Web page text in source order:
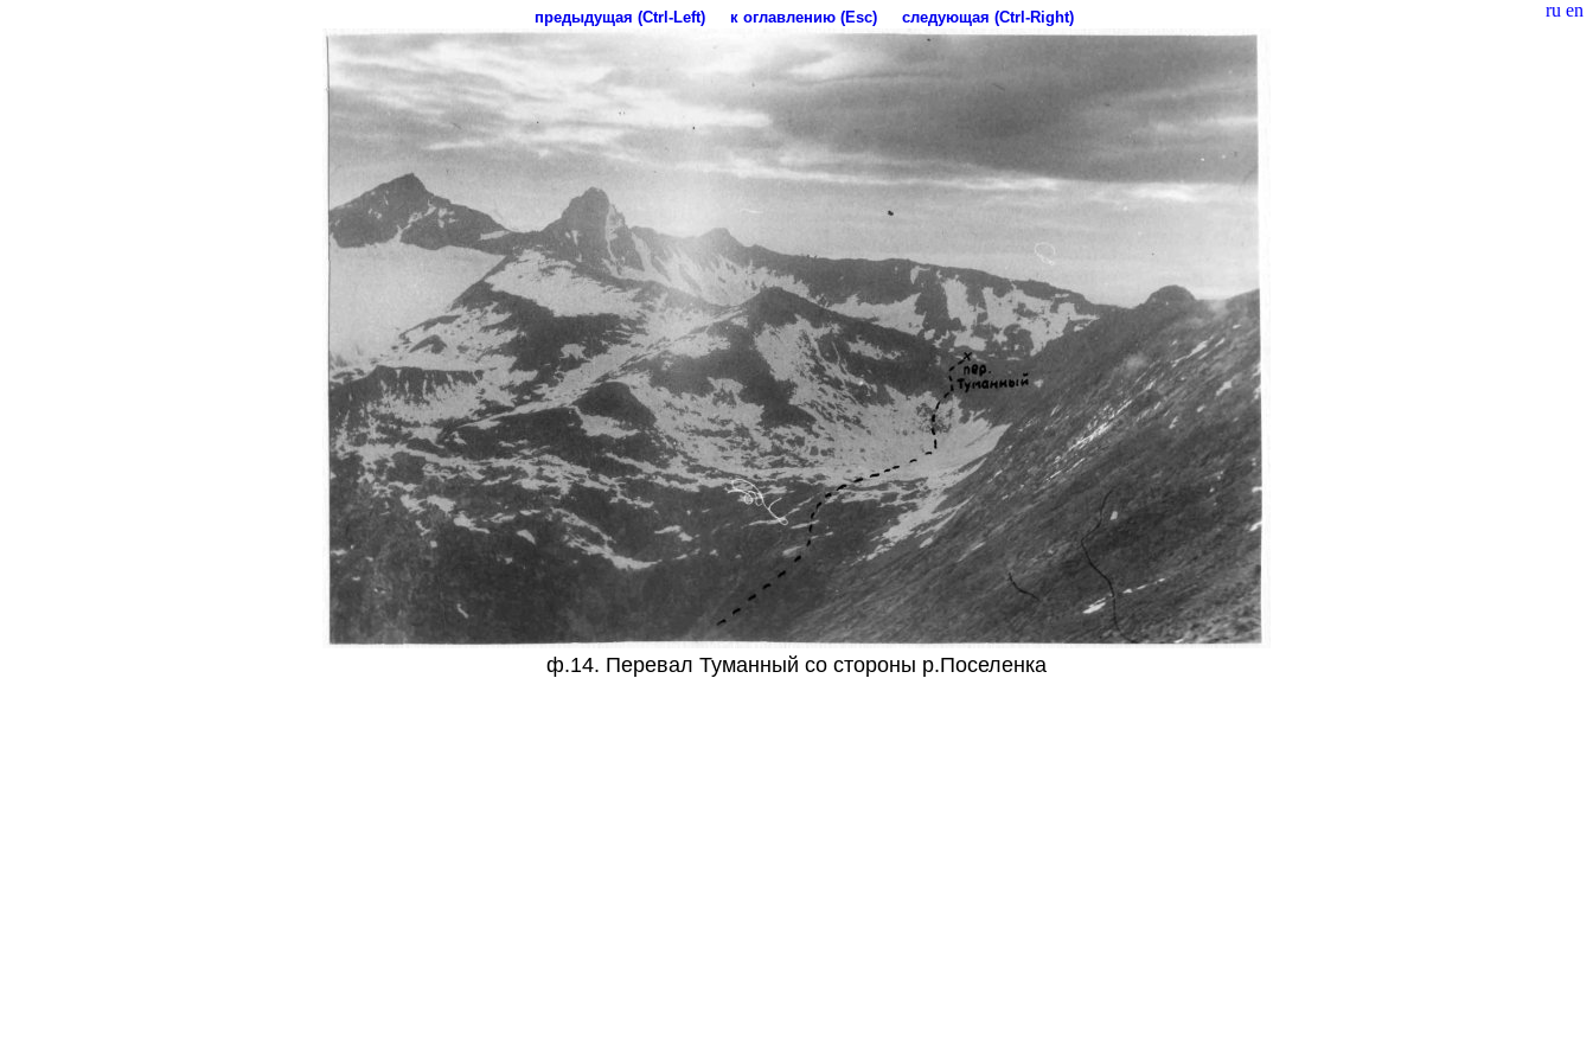
ru en
предыдущая (Ctrl-Left) к оглавлению (Esc) следующая (Ctrl-Right)
ф.14. Перевал Туманный со стороны р.Поселенка